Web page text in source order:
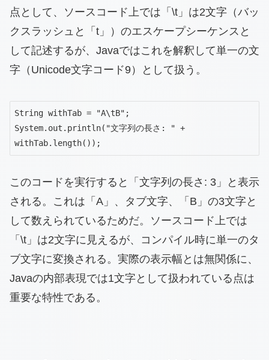
点として、ソースコード上では「\t」は2文字（バッ
クスラッシュと「t」）のエスケープシーケンスと
して記述するが、Javaではこれを解釈して単一の文
字（Unicode文字コード9）として扱う。
String withTab = "A\tB";
System.out.println("文字列の長さ: " +
withTab.length());
このコードを実行すると「文字列の長さ: 3」と表示
される。これは「A」、タブ文字、「B」の3文字と
して数えられているためだ。ソースコード上では
「\t」は2文字に見えるが、コンパイル時に単一のタ
ブ文字に変換される。実際の表示幅とは無関係に、
Javaの内部表現では1文字として扱われている点は
重要な特性である。